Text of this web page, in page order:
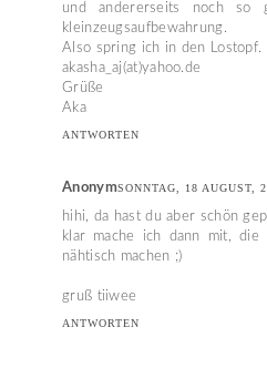
und andererseits noch so
kleinzeugsaufbewahrung.
Also spring ich in den Lostopf.
akasha_aj(at)yahoo.de
Grüße
Aka
ANTWORTEN
AnonymSONNTAG, 18 AUGUST,
hihi, da hast du aber schön
klar mache ich dann mit,
nähtisch machen ;)
gruß tiiwee
ANTWORTEN